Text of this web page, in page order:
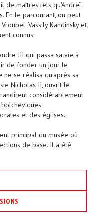
de maîtres tels qu'Andreï
En le parcourant, on peut
Vassily Kandinsky et
connus.
III qui passa sa vie à
de fonder un jour le
ne se réalisa qu'après sa
Nicholas II, ouvrit le
considérablement
et des églises.
principal du musée où
de base. Il a été